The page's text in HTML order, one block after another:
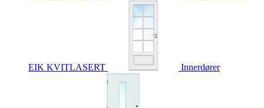
EIK KVITLASERT Innerdører